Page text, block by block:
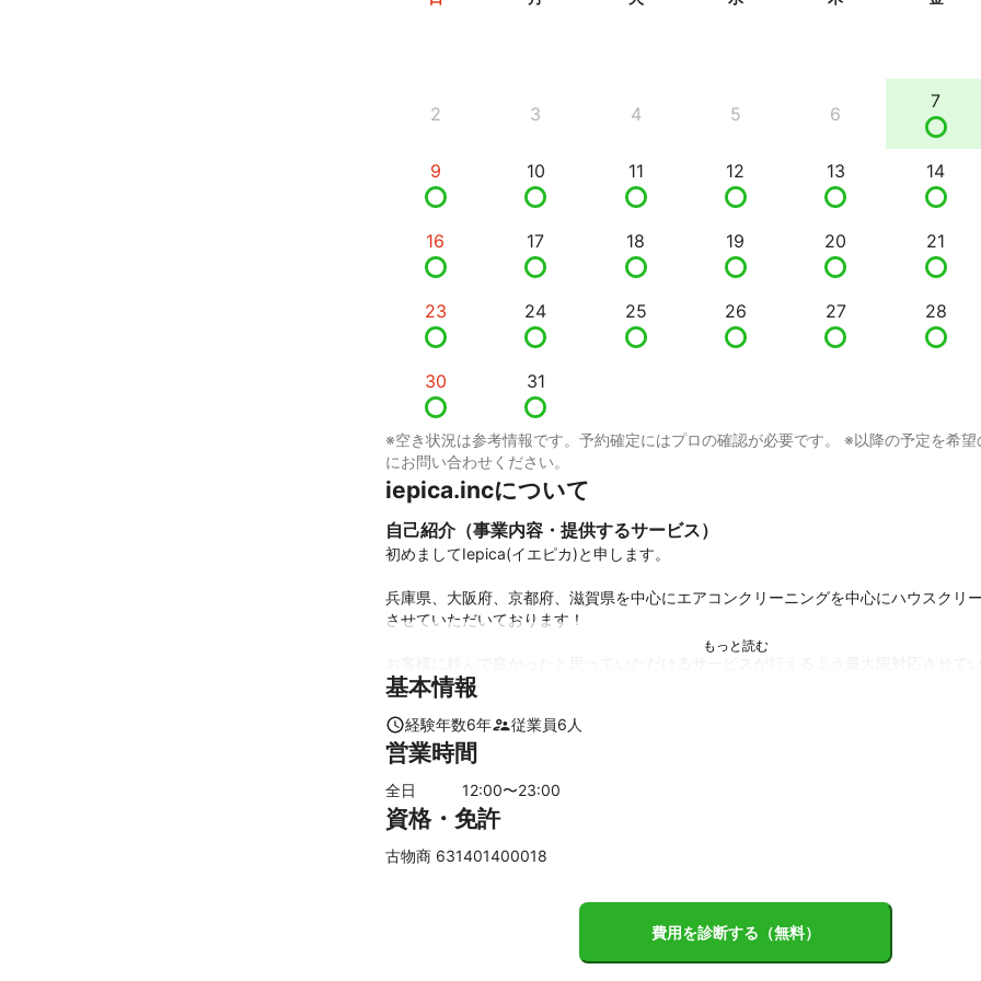
2 3 4 5 6
7
9 10 11 12 13 14
16 17 18 19 20 21
23 24 25 26 27 28
30 31
※空き状況は参考情報です。予約確定にはプロの確認が必要です。 ※以降の予定を希望
にお問い合わせください。
iepica.incについて
自己紹介（事業内容・提供するサービス）
初めましてIepica(イエピカ)と申します。
兵庫県、大阪府、京都府、滋賀県を中心にエアコンクリーニングを中心にハウスクリ
させていただいております！
たらと思います！
これまでの実績
年間エアコン1000台以上の作業実績があります！
また他社さんでは断られる事の多いノクリアXシリーズ三菱FZシリーズ等の難解機種オ
神戸大学、イオンモール、総合病院等大型施設の作業も施工
基本情報
経験年数6年 従業員6 人
営業時間
全日 12:00〜23:00
資格・免許
古物商 631401400018
費用を診断する（無料）